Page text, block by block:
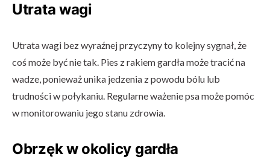
Utrata wagi
Utrata wagi bez wyraźnej przyczyny to kolejny sygnał, że
coś może być nie tak. Pies z rakiem gardła może tracić na
wadze, ponieważ unika jedzenia z powodu bólu lub
trudności w połykaniu. Regularne ważenie psa może pomóc
w monitorowaniu jego stanu zdrowia.
Obrzęk w okolicy gardła